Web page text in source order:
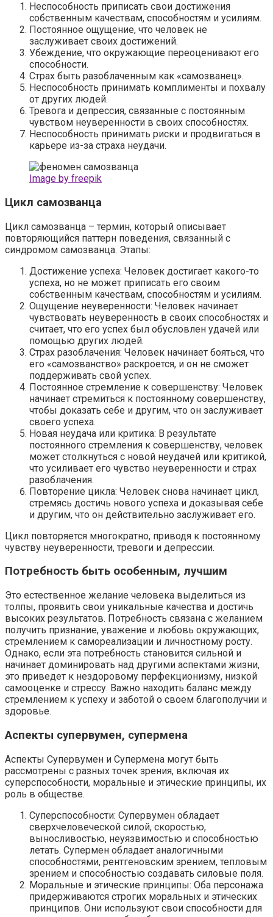
Неспособность приписать свои достижения
собственным качествам, способностям и усилиям.
Постоянное ощущение, что человек не
заслуживает своих достижений.
Убеждение, что окружающие переоценивают его
способности.
Страх быть разоблаченным как «самозванец».
Неспособность принимать комплименты и похвалу
от других людей.
Тревога и депрессия, связанные с постоянным
чувством неуверенности в своих способностях.
Неспособность принимать риски и продвигаться в
карьере из-за страха неудачи.
Image by freepik
Цикл самозванца
Цикл самозванца – термин, который описывает
повторяющийся паттерн поведения, связанный с
синдромом самозванца. Этапы:
Достижение успеха: Человек достигает какого-то
успеха, но не может приписать его своим
собственным качествам, способностям и усилиям.
Ощущение неуверенности: Человек начинает
чувствовать неуверенность в своих способностях и
считает, что его успех был обусловлен удачей или
помощью других людей.
Страх разоблачения: Человек начинает бояться, что
его «самозванство» раскроется, и он не сможет
поддерживать свой успех.
Постоянное стремление к совершенству: Человек
начинает стремиться к постоянному совершенству,
чтобы доказать себе и другим, что он заслуживает
своего успеха.
Новая неудача или критика: В результате
постоянного стремления к совершенству, человек
может столкнуться с новой неудачей или критикой,
что усиливает его чувство неуверенности и страх
разоблачения.
Повторение цикла: Человек снова начинает цикл,
стремясь достичь нового успеха и доказывая себе
и другим, что он действительно заслуживает его.
Цикл повторяется многократно, приводя к постоянному
чувству неуверенности, тревоги и депрессии.
Потребность быть особенным, лучшим
Это естественное желание человека выделиться из
толпы, проявить свои уникальные качества и достичь
высоких результатов. Потребность связана с желанием
получить признание, уважение и любовь окружающих,
стремлением к самореализации и личностному росту.
Однако, если эта потребность становится сильной и
начинает доминировать над другими аспектами жизни,
это приведет к нездоровому перфекционизму, низкой
самооценке и стрессу. Важно находить баланс между
стремлением к успеху и заботой о своем благополучии и
здоровье.
Аспекты супервумен, супермена
Аспекты Супервумен и Супермена могут быть
рассмотрены с разных точек зрения, включая их
суперспособности, моральные и этические принципы, их
роль в обществе.
Суперспособности: Супервумен обладает
сверхчеловеческой силой, скоростью,
выносливостью, неуязвимостью и способностью
летать. Супермен обладает аналогичными
способностями, рентгеновским зрением, тепловым
зрением и способностью создавать силовые поля.
Моральные и этические принципы: Оба персонажа
придерживаются строгих моральных и этических
принципов. Они используют свои способности для